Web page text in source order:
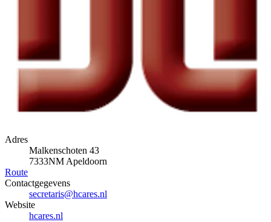
Adres
Malkenschoten 43
7333NM Apeldoorn
Route
Contactgegevens
secretaris@hcares.nl
Website
hcares.nl